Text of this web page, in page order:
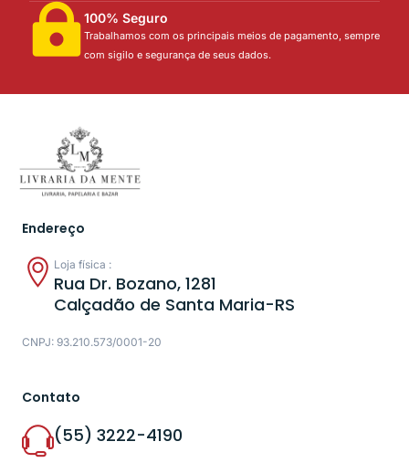
100% Seguro
Trabalhamos com os principais meios de pagamento, sempre
com sigilo e segurança de seus dados.
Endereço
Loja física :
Rua Dr. Bozano, 1281
Calçadão de Santa Maria-RS
CNPJ: 93.210.573/0001-20
Contato
(55) 3222-4190